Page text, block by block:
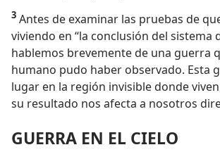
3 Antes de examinar las pruebas de
viviendo en “la conclusión del sistema
hablemos brevemente de una guerra
humano pudo haber observado. Esta
lugar en la región invisible donde
su resultado nos afecta a nosotros
GUERRA EN EL CIELO